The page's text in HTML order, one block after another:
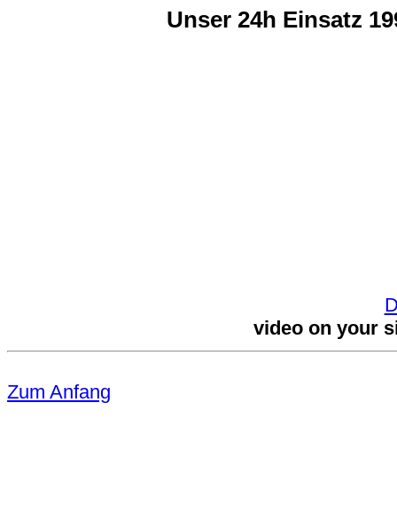
Unser 24h Einsatz
video on your
Zum Anfang